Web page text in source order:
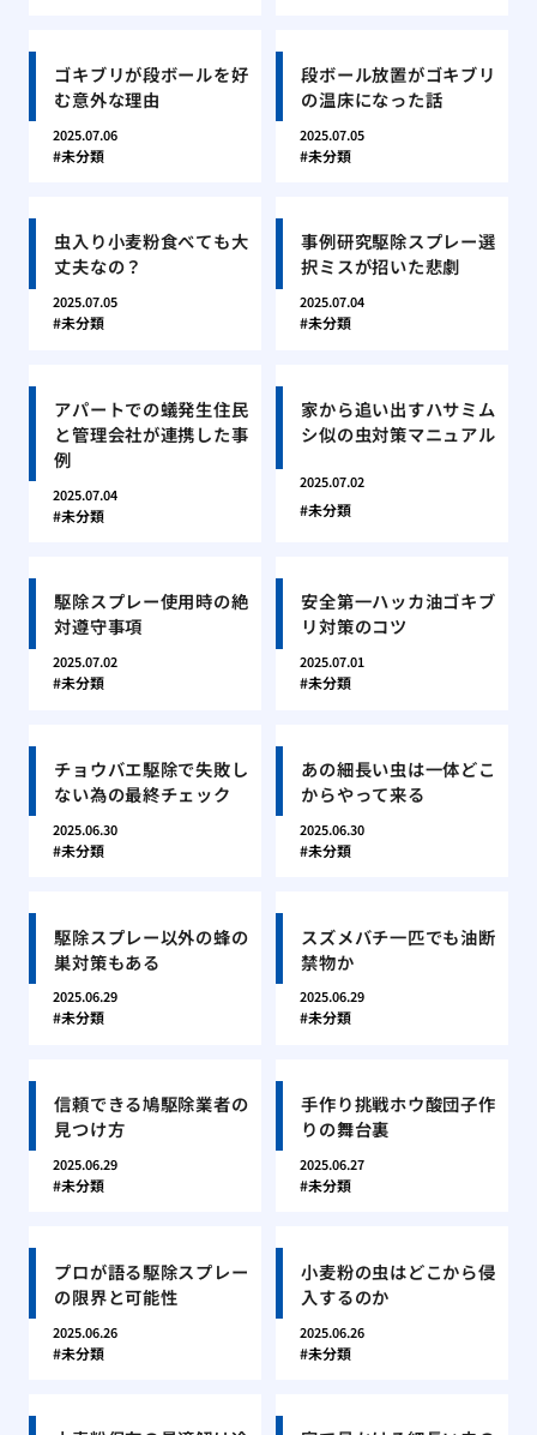
ゴキブリが段ボールを好
む意外な理由
2025.07.06
未分類
段ボール放置がゴキブリ
の温床になった話
2025.07.05
未分類
虫入り小麦粉食べても大
丈夫なの？
2025.07.05
未分類
事例研究駆除スプレー選
択ミスが招いた悲劇
2025.07.04
未分類
アパートでの蟻発生住民
と管理会社が連携した事
例
2025.07.04
未分類
家から追い出すハサミム
シ似の虫対策マニュアル
2025.07.02
未分類
駆除スプレー使用時の絶
対遵守事項
2025.07.02
未分類
安全第一ハッカ油ゴキブ
リ対策のコツ
2025.07.01
未分類
チョウバエ駆除で失敗し
ない為の最終チェック
2025.06.30
未分類
あの細長い虫は一体どこ
からやって来る
2025.06.30
未分類
駆除スプレー以外の蜂の
巣対策もある
2025.06.29
未分類
スズメバチ一匹でも油断
禁物か
2025.06.29
未分類
信頼できる鳩駆除業者の
見つけ方
2025.06.29
未分類
手作り挑戦ホウ酸団子作
りの舞台裏
2025.06.27
未分類
プロが語る駆除スプレー
の限界と可能性
2025.06.26
未分類
小麦粉の虫はどこから侵
入するのか
2025.06.26
未分類